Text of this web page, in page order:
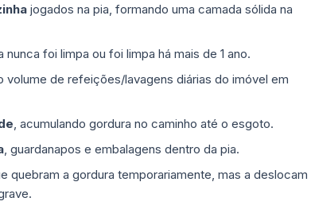
jogados na pia, formando uma camada sólida na
foi limpa ou foi limpa há mais de 1 ano.
volume de refeições/lavagens diárias do imóvel em
, acumulando gordura no caminho até o esgoto.
, guardanapos e embalagens dentro da pia.
quebram a gordura temporariamente, mas a deslocam